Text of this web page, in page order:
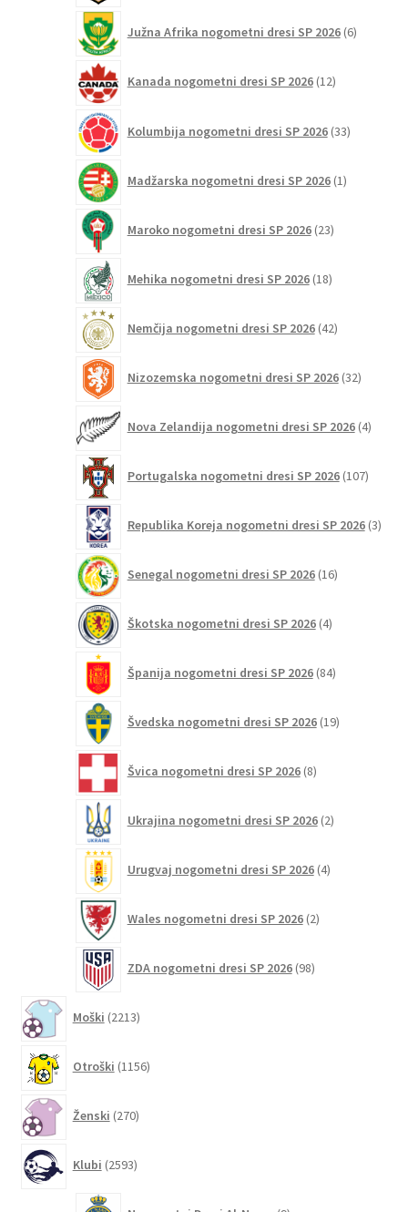
Južna Afrika nogometni dresi SP 2026 6izdelkov
Kanada nogometni dresi SP 2026 12izdelkov
Kolumbija nogometni dresi SP 2026 33izdelkov
Madžarska nogometni dresi SP 2026 1izdelek
Maroko nogometni dresi SP 2026 23izdelkov
Mehika nogometni dresi SP 2026 18izdelkov
Nemčija nogometni dresi SP 2026 42izdelkov
Nizozemska nogometni dresi SP 2026 32izdelkov
Nova Zelandija nogometni dresi SP 2026 4izdelki
Portugalska nogometni dresi SP 2026 107
Republika Koreja nogometni dresi SP 2026 3
Senegal nogometni dresi SP 2026 16izdelkov
Škotska nogometni dresi SP 2026 4izdelki
Španija nogometni dresi SP 2026 84izdelkov
Švedska nogometni dresi SP 2026 19izdelkov
Švica nogometni dresi SP 2026 8izdelkov
Ukrajina nogometni dresi SP 2026 2izdelka
Urugvaj nogometni dresi SP 2026 4izdelki
Wales nogometni dresi SP 2026 2izdelka
ZDA nogometni dresi SP 2026 98izdelkov
Moški 2213izdelkov
Otroški 1156izdelkov
Ženski 270izdelkov
Klubi 2593izdelkov